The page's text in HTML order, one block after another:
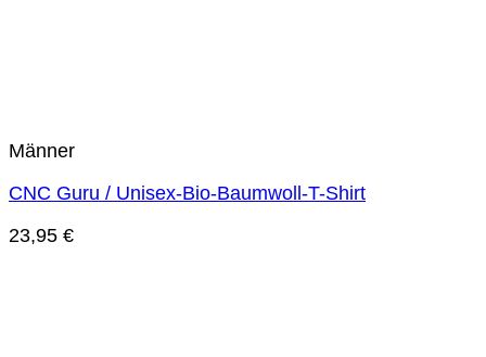
Männer
CNC Guru / Unisex-Bio-Baumwoll-T-Shirt
23,95 €